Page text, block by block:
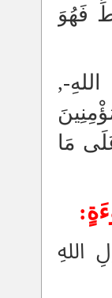
فَهُوَ
,
مَا
اللهِ